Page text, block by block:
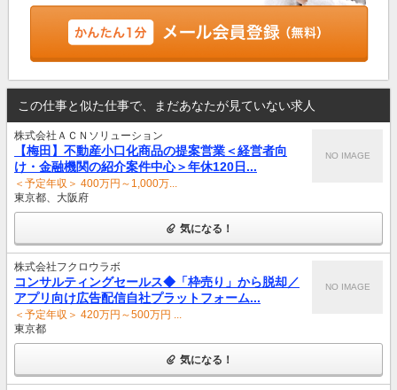
この仕事と似た仕事で、まだあなたが見ていない求人
株式会社ＡＣＮソリューション
【梅田】不動産小口化商品の提案営業＜経営者向
け・金融機関の紹介案件中心＞年休120日...
＜予定年収＞ 400万円～1,000万...
東京都、大阪府
NO IMAGE
気になる！
株式会社フクロウラボ
コンサルティングセールス◆「枠売り」から脱却／
アプリ向け広告配信自社プラットフォーム...
＜予定年収＞ 420万円～500万円 ...
東京都
NO IMAGE
気になる！